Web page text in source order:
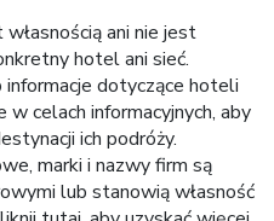
ani nie jest
hotel ani sieć.
dotyczące hoteli
celach informacyjnych, aby
ich podróży.
marki i nazwy firm są
lub stanowią własność